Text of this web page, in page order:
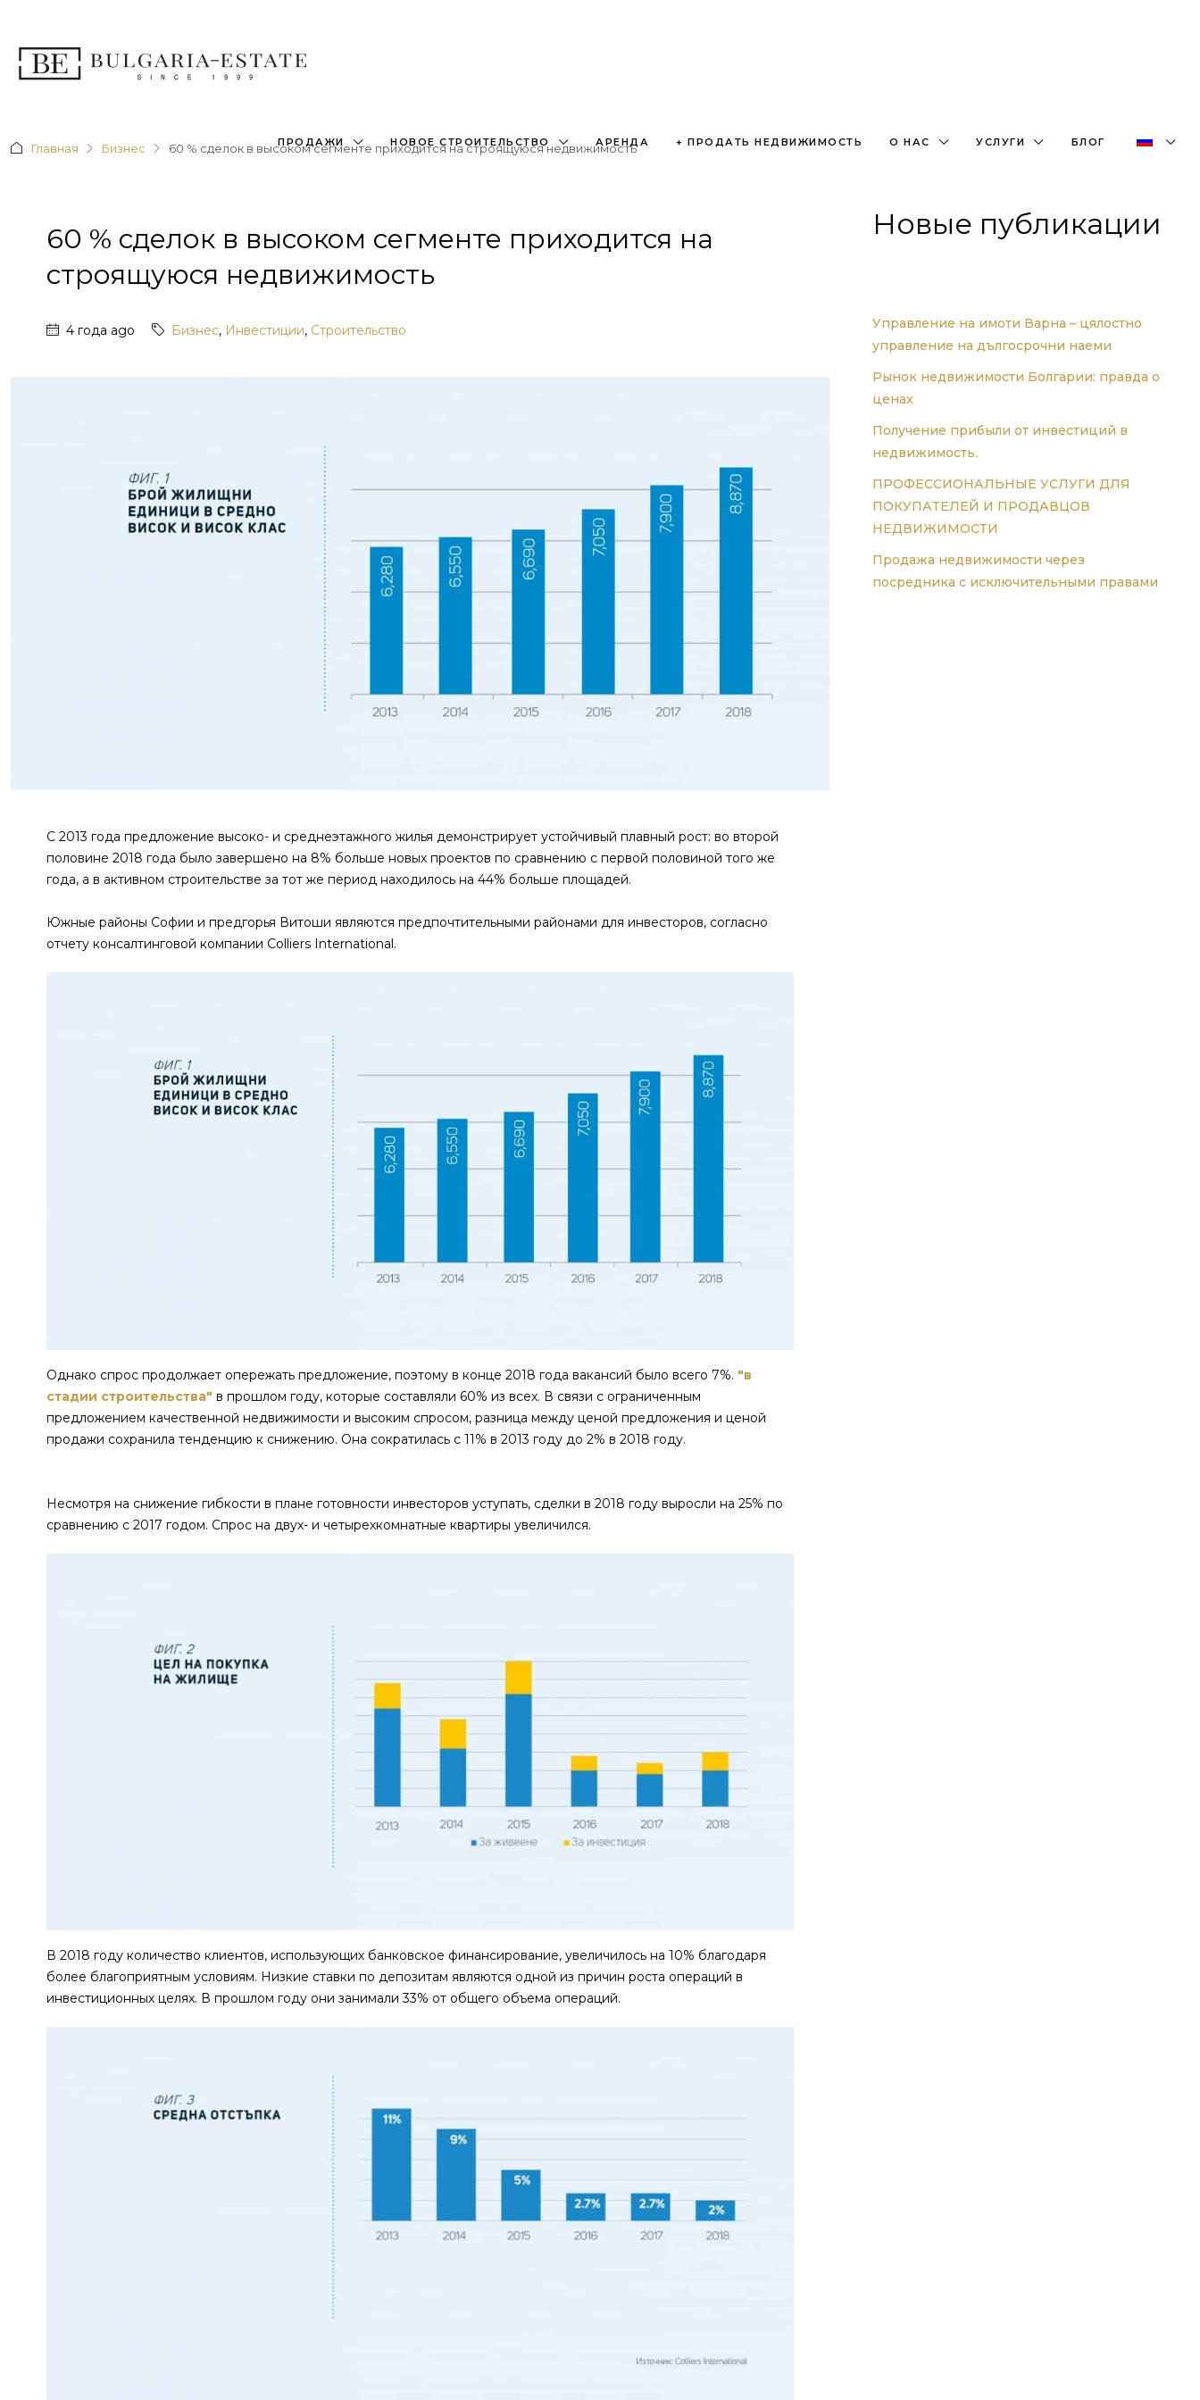
ПРОДАЖИ НОВОЕ СТРОИТЕЛЬСТВО АРЕНДА + ПРОДАТЬ НЕДВИЖИМОСТЬ О НАС УСЛУГИ БЛОГ
Главная Бизнес 60 % сделок в высоком сегменте приходится на строящуюся недвижимость
60 % сделок в высоком сегменте приходится на
строящуюся недвижимость
4 года ago Бизнес, Инвестиции, Строительство
С 2013 года предложение высоко- и среднеэтажного жилья демонстрирует устойчивый плавный рост: во второй
половине 2018 года было завершено на 8% больше новых проектов по сравнению с первой половиной того же
года, а в активном строительстве за тот же период находилось на 44% больше площадей.
Южные районы Софии и предгорья Витоши являются предпочтительными районами для инвесторов, согласно
отчету консалтинговой компании Colliers International.
Однако спрос продолжает опережать предложение, поэтому в конце 2018 года вакансий было всего 7%. "в
стадии строительства" в прошлом году, которые составляли 60% из всех. В связи с ограниченным
предложением качественной недвижимости и высоким спросом, разница между ценой предложения и ценой
продажи сохранила тенденцию к снижению. Она сократилась с 11% в 2013 году до 2% в 2018 году.
Несмотря на снижение гибкости в плане готовности инвесторов уступать, сделки в 2018 году выросли на 25% по
сравнению с 2017 годом. Спрос на двух- и четырехкомнатные квартиры увеличился.
В 2018 году количество клиентов, использующих банковское финансирование, увеличилось на 10% благодаря
более благоприятным условиям. Низкие ставки по депозитам являются одной из причин роста операций в
инвестиционных целях. В прошлом году они занимали 33% от общего объема операций.
Новые публикации
Управление на имоти Варна – цялостно
управление на дългосрочни наеми
Рынок недвижимости Болгарии: правда о
ценах
Получение прибыли от инвестиций в
недвижимость.
ПРОФЕССИОНАЛЬНЫЕ УСЛУГИ ДЛЯ
ПОКУПАТЕЛЕЙ И ПРОДАВЦОВ
НЕДВИЖИМОСТИ
Продажа недвижимости через
посредника с исключительными правами